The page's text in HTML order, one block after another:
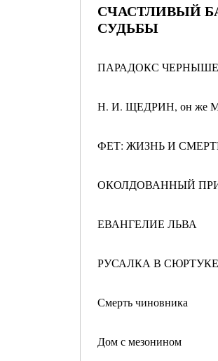
СЧАСТЛИВЫЙ
СУДЬБЫ
ПАРАДОКС
Н. И. ЩЕДРИН, он же
ФЕТ: ЖИЗНЬ И
ОКОЛДОВАННЫЙ
ЕВАНГЕЛИЕ ЛЬВА
РУСАЛКА В СЮРТУКЕ
Смерть чиновника
Дом с мезонином